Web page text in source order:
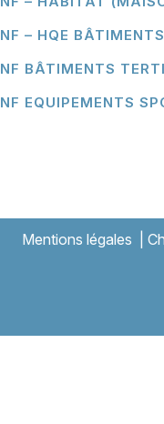
NF – HQE
NF BÂTIMENTS
NF EQUIPEMENTS
Mentions légales